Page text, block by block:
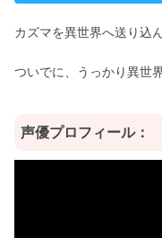
カズマを異世界へ送り込
ついでに、うっかり異世
声優プロフィール：